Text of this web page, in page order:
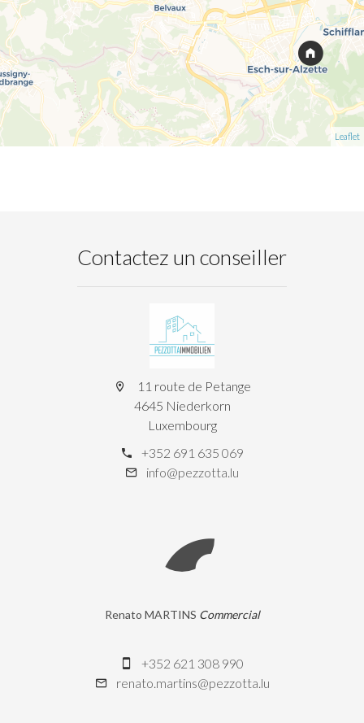
Leaflet
Contactez un conseiller
11 route de Petange
4645 Niederkorn
Luxembourg
+352 691 635 069
info@pezzotta.lu
Renato MARTINS Commercial
+352 621 308 990
renato.martins@pezzotta.lu